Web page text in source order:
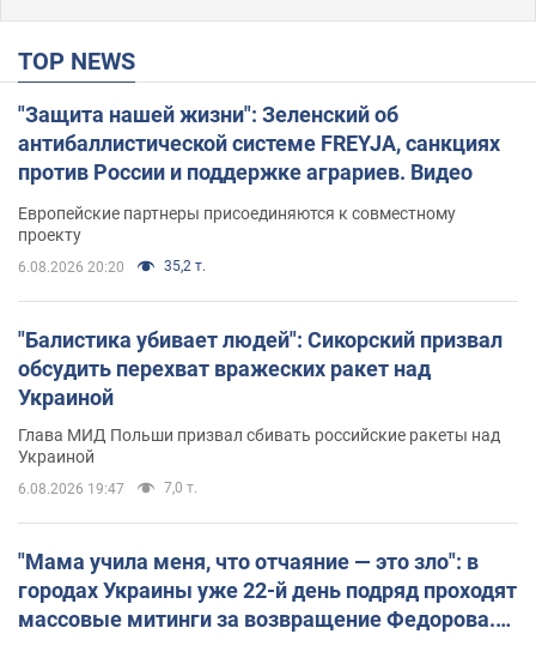
TOP NEWS
"Защита нашей жизни": Зеленский об
антибаллистической системе FREYJA, санкциях
против России и поддержке аграриев. Видео
Европейские партнеры присоединяются к совместному
проекту
6.08.2026 20:20 35,2 т.
"Балистика убивает людей": Сикорский призвал
обсудить перехват вражеских ракет над
Украиной
Глава МИД Польши призвал сбивать российские ракеты над
Украиной
6.08.2026 19:47 7,0 т.
"Мама учила меня, что отчаяние — это зло": в
городах Украины уже 22-й день подряд проходят
массовые митинги за возвращение Федорова.